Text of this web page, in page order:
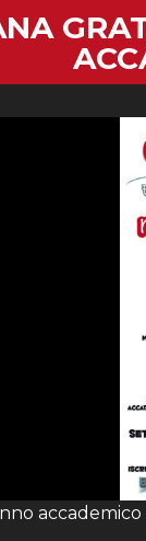
accademico